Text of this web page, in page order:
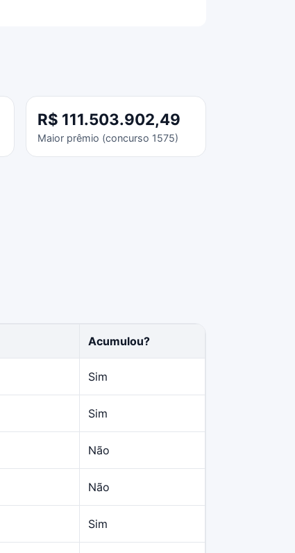
R$ 111.503.902,49
Maior prêmio (concurso 1575)
Acumulou?
Sim
Sim
Não
Não
Sim